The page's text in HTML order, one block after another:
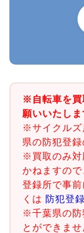
※自転車を買
願いいたしま
※サイクルズ
県の防犯登録
※買取のみ対
かねますの
登録所で事
くは 防犯登
※千葉県の防
とができま